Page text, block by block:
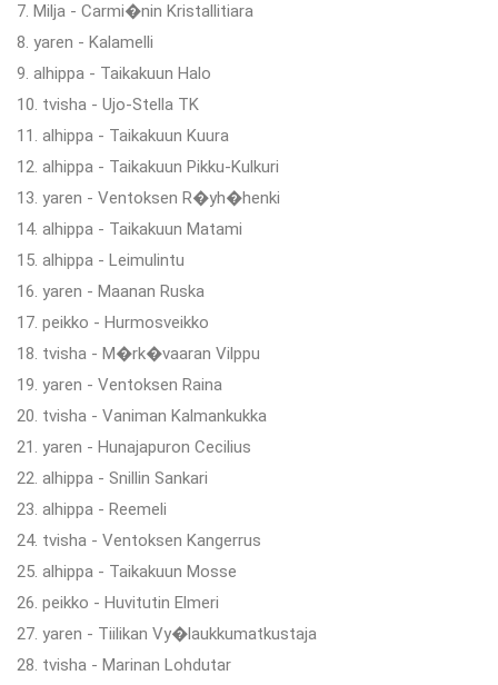
7. Milja - Carmi�nin Kristallitiara
8. yaren - Kalamelli
9. alhippa - Taikakuun Halo
10. tvisha - Ujo-Stella TK
11. alhippa - Taikakuun Kuura
12. alhippa - Taikakuun Pikku-Kulkuri
13. yaren - Ventoksen R�yh�henki
14. alhippa - Taikakuun Matami
15. alhippa - Leimulintu
16. yaren - Maanan Ruska
17. peikko - Hurmosveikko
18. tvisha - M�rk�vaaran Vilppu
19. yaren - Ventoksen Raina
20. tvisha - Vaniman Kalmankukka
21. yaren - Hunajapuron Cecilius
22. alhippa - Snillin Sankari
23. alhippa - Reemeli
24. tvisha - Ventoksen Kangerrus
25. alhippa - Taikakuun Mosse
26. peikko - Huvitutin Elmeri
27. yaren - Tiilikan Vy�laukkumatkustaja
28. tvisha - Marinan Lohdutar